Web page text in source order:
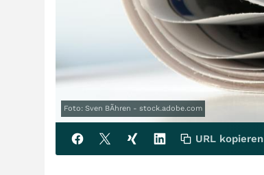
Foto: Sven BÃhren - stock.adobe.com
URL kopieren